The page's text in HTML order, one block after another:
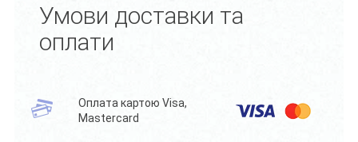
Умови доставки та
оплати
Оплата картою Visa,
Mastercard